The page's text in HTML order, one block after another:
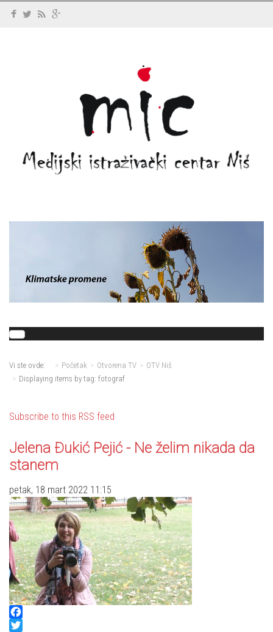
Vi ste ovde: Početak Otvorena TV
OTV Niš
Displaying items by tag: fotograf
Subscribe to this RSS feed
Jelena Đukić Pejić - Ne želim nikada da
stanem
petak, 18 mart 2022 11:15
Facebook